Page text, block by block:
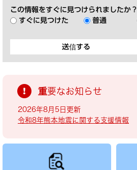
この情報をすぐに見つけられましたか？
すぐに見つけた
普通
重要なお知らせ
2026年8月5日更新
令和8年熊本地震に関する支援情報